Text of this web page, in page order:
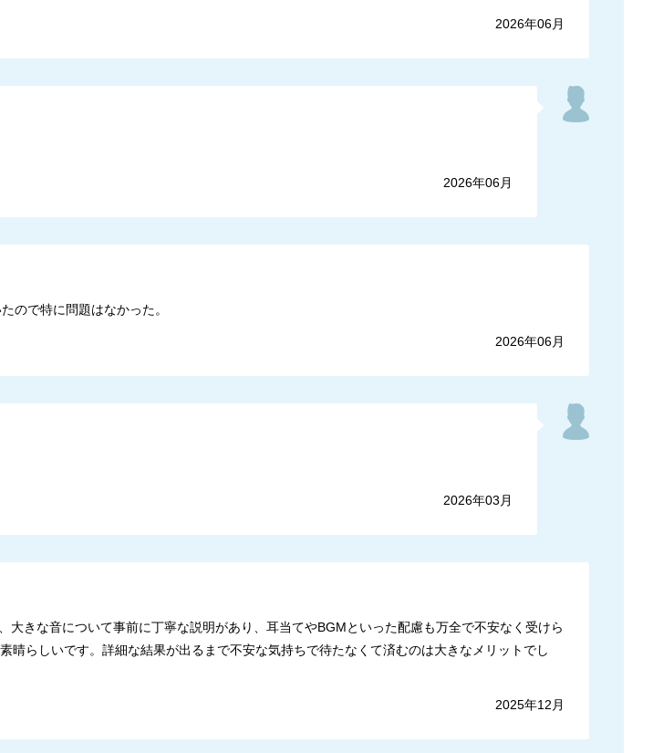
2026年06月
2026年06月
ので特に問題はなかった。
2026年06月
2026年03月
きな音について事前に丁寧な説明があり、耳当てやBGMといった配慮も万全で不安なく受けら
らしいです。詳細な結果が出るまで不安な気持ちで待たなくて済むのは大きなメリットでし
2025年12月